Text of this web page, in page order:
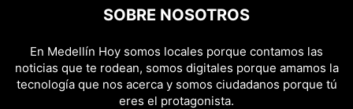
SOBRE NOSOTROS
En Medellín Hoy somos locales porque contamos las
noticias que te rodean, somos digitales porque amamos la
tecnología que nos acerca y somos ciudadanos porque tú
eres el protagonista.